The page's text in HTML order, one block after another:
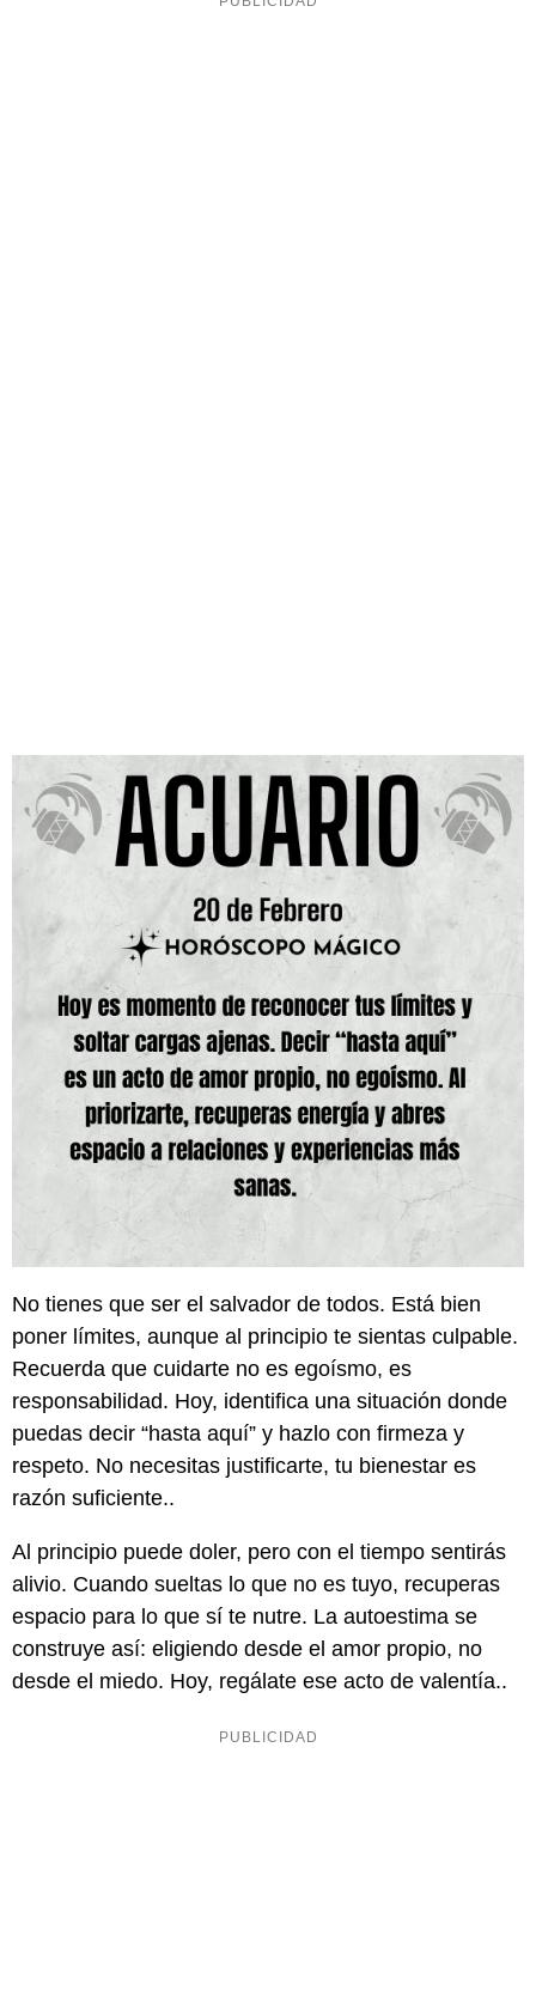
No tienes que ser el salvador de todos. Está bien
poner límites, aunque al principio te sientas culpable.
Recuerda que cuidarte no es egoísmo, es
responsabilidad. Hoy, identifica una situación donde
puedas decir “hasta aquí” y hazlo con firmeza y
respeto. No necesitas justificarte, tu bienestar es
razón suficiente..
Al principio puede doler, pero con el tiempo sentirás
alivio. Cuando sueltas lo que no es tuyo, recuperas
espacio para lo que sí te nutre. La autoestima se
construye así: eligiendo desde el amor propio, no
desde el miedo. Hoy, regálate ese acto de valentía..